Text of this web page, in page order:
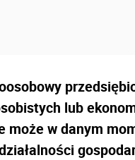
lub
może w danym